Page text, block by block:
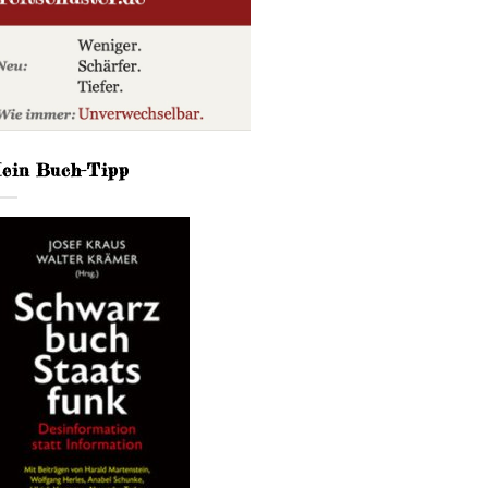
Buch-Tipp